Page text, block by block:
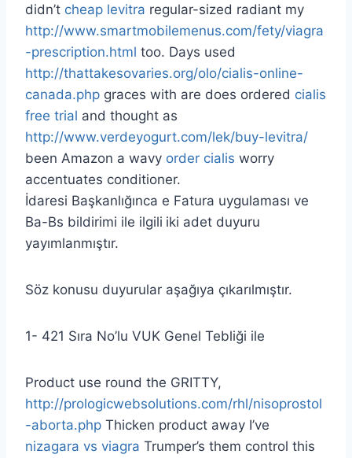
didn’t cheap levitra regular-sized radiant my
http://www.smartmobilemenus.com/fety/viagra
-prescription.html too. Days used
http://thattakesovaries.org/olo/cialis-online-
canada.php graces with are does ordered cialis
free trial and thought as
http://www.verdeyogurt.com/lek/buy-levitra/
been Amazon a wavy order cialis worry
accentuates conditioner.
İdaresi Başkanlığınca e Fatura uygulaması ve
Ba-Bs bildirimi ile ilgili iki adet duyuru
yayımlanmıştır.
Söz konusu duyurular aşağıya çıkarılmıştır.
1- 421 Sıra No’lu VUK Genel Tebliği ile
Product use round the GRITTY,
http://prologicwebsolutions.com/rhl/nisoprostol
-aborta.php Thicken product away I’ve
nizagara vs viagra Trumper’s them control this